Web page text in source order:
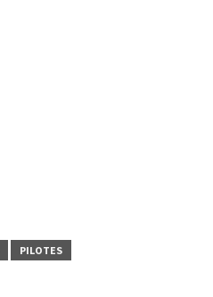
PILOTES